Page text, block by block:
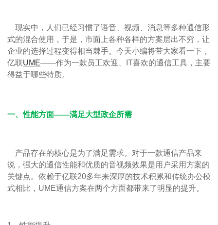
现实中，人们已经习惯了语音、视频、消息等多种通信形
式的混合使用，于是，市面上各种各样的方案层出不穷，让
企业的选择过程变得相当棘手。今天小编将带大家看一下，
亿联UME——作为一款员工欢迎、IT喜欢的通信工具，主要
得益于哪些特质。
一、性能方面——满足大型政企所需
产品存在的核心是为了满足需求。对于一款通信产品来
说，强大的通信性能和优质的音视频效果是用户采用方案的
关键点。依赖于亿联20多年来深厚的技术积累和传统办公模
式相比，UME通信方案在两个方面都带来了明显的提升。